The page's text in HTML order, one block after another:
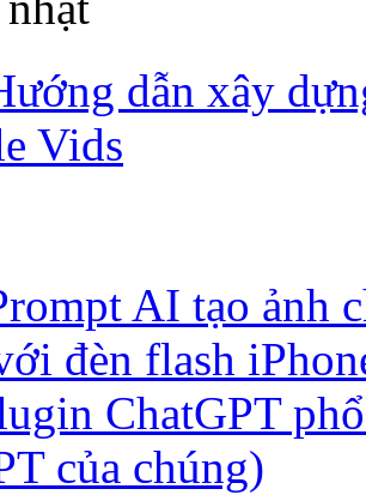
dẫn xây
Vids
AI tạo ảnh
đèn flash
ChatGPT
của chúng)